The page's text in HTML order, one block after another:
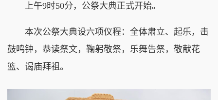
上午9时50分，公祭大典正式开始。
本次公祭大典设六项仪程：全体肃立、起乐，击
鼓鸣钟，恭读祭文，鞠躬敬祭，乐舞告祭，敬献花
篮、谒庙拜祖。